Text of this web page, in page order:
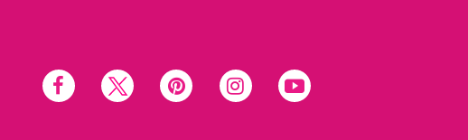
Social